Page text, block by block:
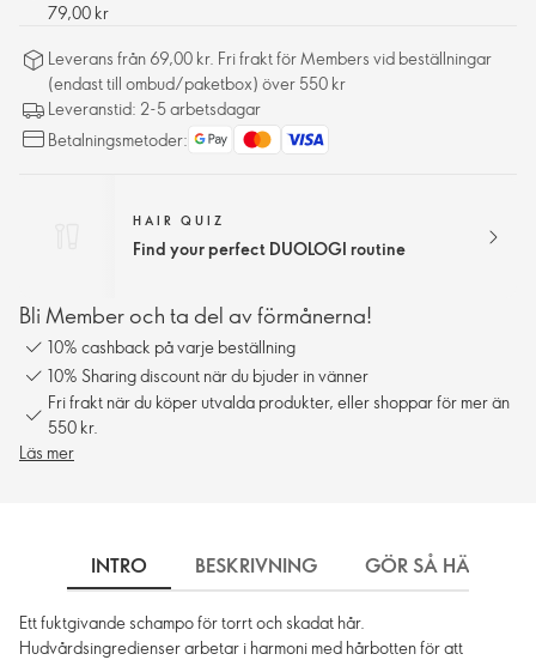
79,00 kr
Leverans från 69,00 kr. Fri frakt för Members vid beställningar
(endast till ombud/paketbox) över 550 kr
Leveranstid: 2-5 arbetsdagar
Betalningsmetoder:
HAIR QUIZ
Find your perfect DUOLOGI routine
Bli Member och ta del av förmånerna!
10% cashback på varje beställning
10% Sharing discount när du bjuder in vänner
Fri frakt när du köper utvalda produkter, eller shoppar för mer än
550 kr.
Läs mer
INTRO BESKRIVNING GÖR SÅ HÄR
Ett fuktgivande schampo för torrt och skadat hår.
Hudvårdsingredienser arbetar i harmoni med hårbotten för att